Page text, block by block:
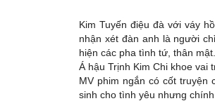
Kim Tuyến điệu đà với váy
nhận xét đàn anh là người
hiện các pha tình tứ, thân mật.
Á hậu Trịnh Kim Chi khoe vai
MV phim ngắn có cốt truyện
sinh cho tình yêu nhưng